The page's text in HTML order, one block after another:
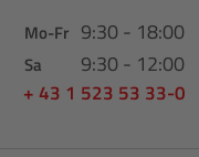
Mo-Fr 9:30 - 18:00
Sa 9:30 - 12:00
+ 43 1 523 53 33-0